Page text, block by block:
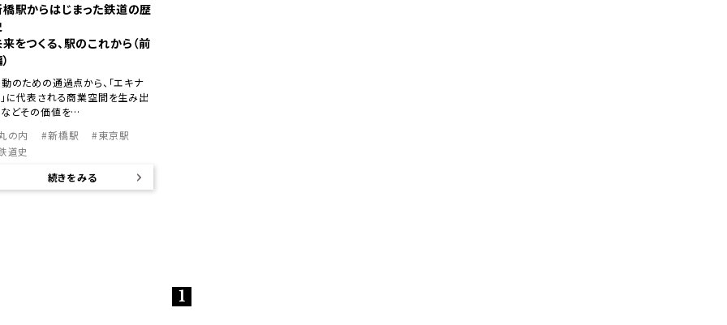
駅からはじまった鉄道の歴
をつくる、駅のこれから（前
のための通過点から、「エキナ
に代表される商業空間を生み出
どその価値を…
の内
#新橋駅
#東京駅
道史
続きをみる
1